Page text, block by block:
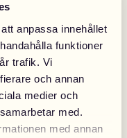
anpassa innehållet
funktioner
trafik. Vi
och annan
medier och
med.
med annan
Heart
Finland
Finnish / EUR
Norway